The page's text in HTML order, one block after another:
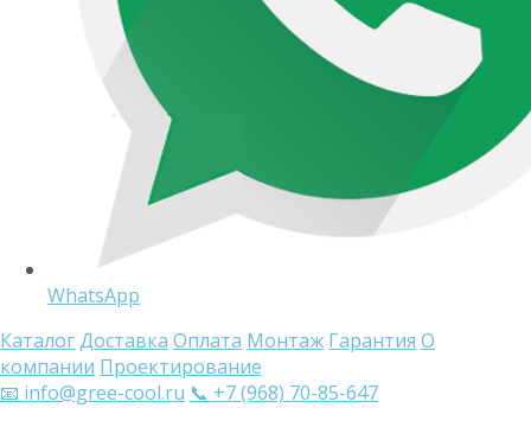
WhatsApp
КаталогДоставка Оплата Монтаж Гарантия О
компании Проектирование
📧 info@gree-cool.ru 📞 +7 (968) 70-85-647